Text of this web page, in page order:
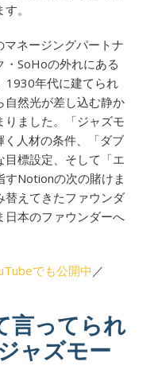
。
マネージングパートナ
SoHoの外れにある
1930年代に建てられ
自然光が差し込む静か
りました。「ジャズモ
人材の条件、「ダブ
目標設定、そして「エ
すNotionの次の賭けま
替えてきたファウンダ
日本のファウンダーへ
でも公開中／
言ってられ
ャズモー